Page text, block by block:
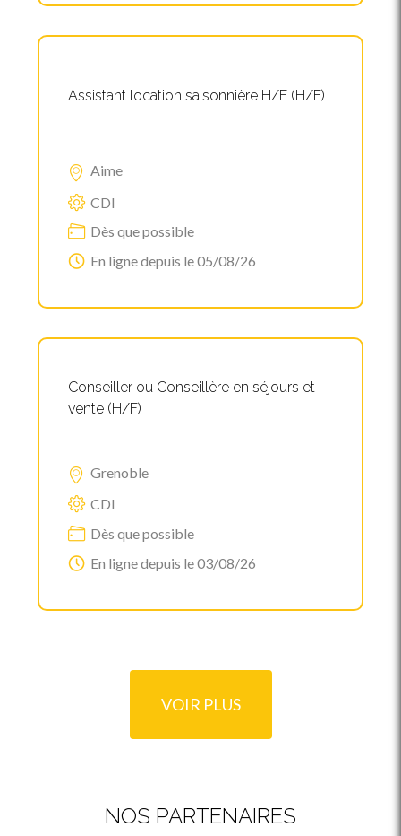
Assistant location saisonnière H/F (H/F)
Aime
CDI
Dès que possible
En ligne depuis le 05/08/26
Conseiller ou Conseillère en séjours et
vente (H/F)
Grenoble
CDI
Dès que possible
En ligne depuis le 03/08/26
VOIR PLUS
NOS PARTENAIRES